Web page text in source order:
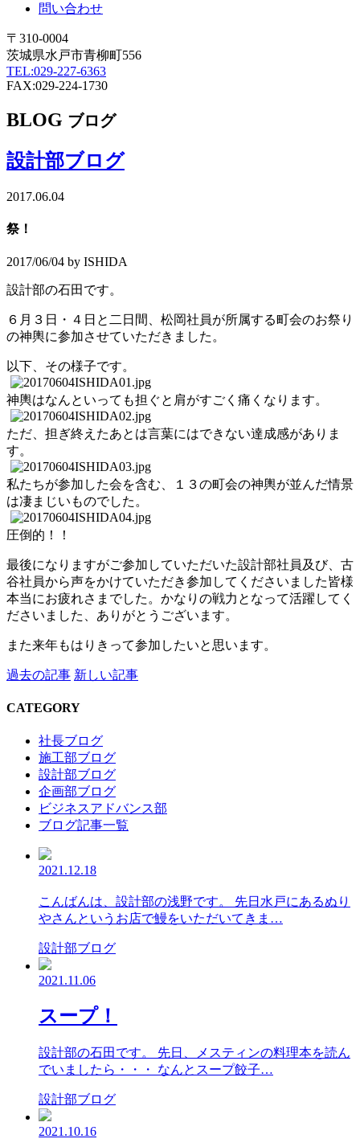
問い合わせ
〒310-0004
茨城県水戸市青柳町556
TEL:029-227-6363
FAX:029-224-1730
BLOG ブログ
設計部ブログ
2017.06.04
祭！
2017/06/04 by ISHIDA
設計部の石田です。
６月３日・４日と二日間、松岡社員が所属する町会のお祭り
の神輿に参加させていただきました。
以下、その様子です。
神輿はなんといっても担ぐと肩がすごく痛くなります。
ただ、担ぎ終えたあとは言葉にはできない達成感がありま
す。
私たちが参加した会を含む、１３の町会の神輿が並んだ情景
は凄まじいものでした。
圧倒的！！
最後になりますがご参加していただいた設計部社員及び、古
谷社員から声をかけていただき参加してくださいました皆様
本当にお疲れさまでした。かなりの戦力となって活躍してく
ださいました、ありがとうございます。
また来年もはりきって参加したいと思います。
過去の記事 新しい記事
CATEGORY
社長ブログ
施工部ブログ
設計部ブログ
企画部ブログ
ビジネスアドバンス部
ブログ記事一覧
2021.12.18
こんばんは、設計部の浅野です。 先日水戸にあるぬり
やさんというお店で鰻をいただいてきま…
設計部ブログ
2021.11.06
スープ！
設計部の石田です。 先日、メスティンの料理本を読ん
でいましたら・・・ なんとスープ餃子…
設計部ブログ
2021.10.16